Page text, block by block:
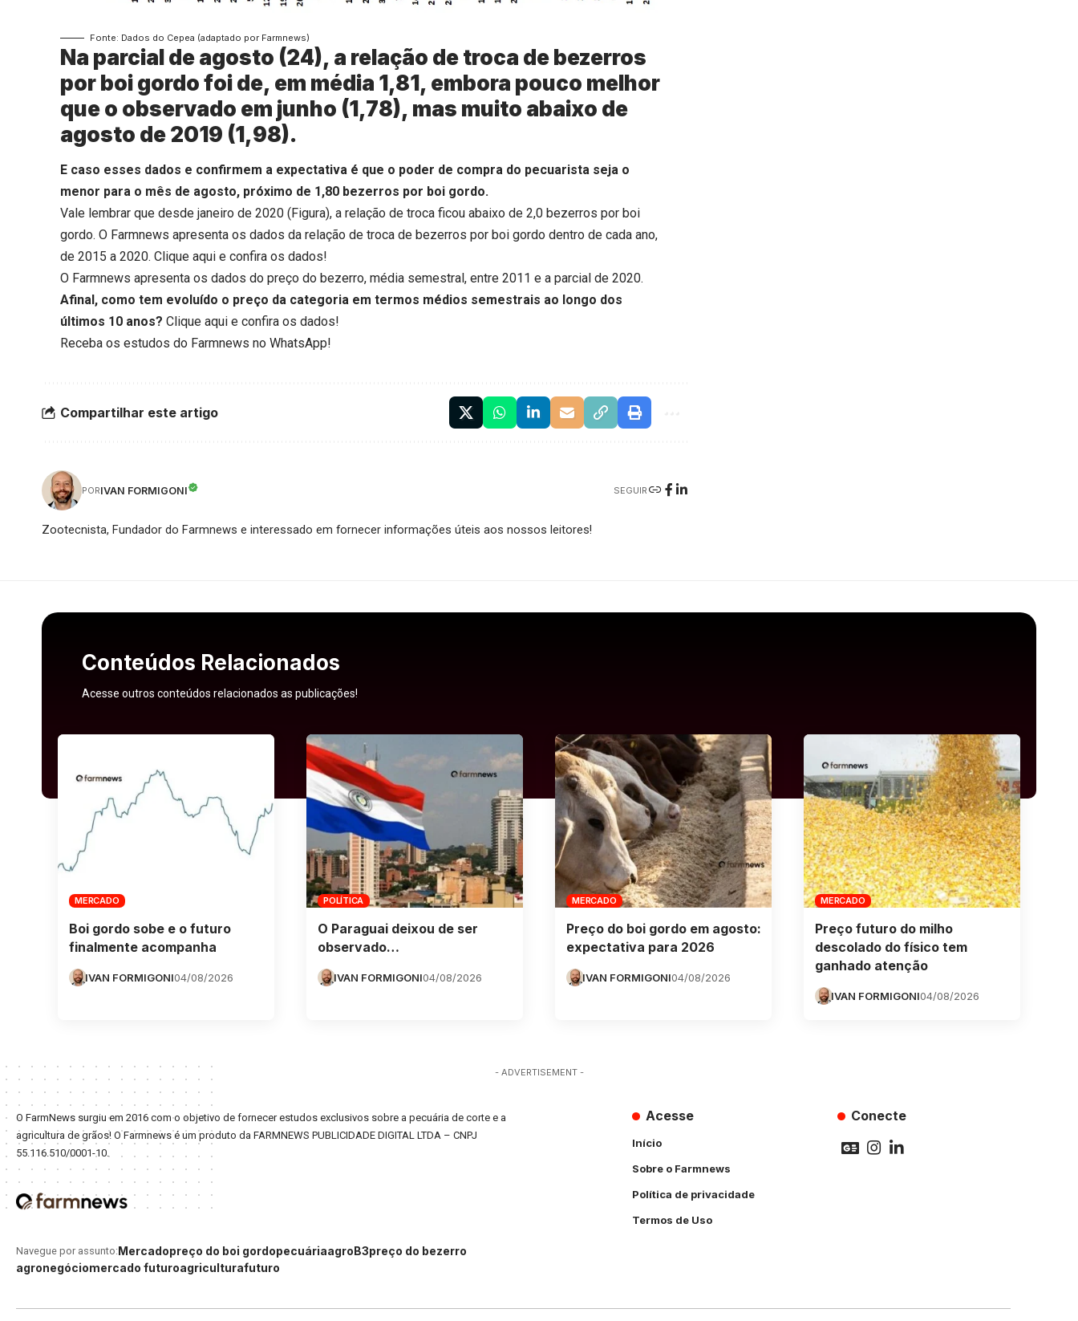
Fonte: Dados do Cepea (adaptado por Farmnews)
Na parcial de agosto (24), a relação de troca de bezerros
por boi gordo foi de, em média 1,81, embora pouco melhor
que o observado em junho (1,78), mas muito abaixo de
agosto de 2019 (1,98).
E caso esses dados e confirmem a expectativa é que o poder de compra do pecuarista seja o
menor para o mês de agosto, próximo de 1,80 bezerros por boi gordo.
Vale lembrar que desde janeiro de 2020 (Figura), a relação de troca ficou abaixo de 2,0 bezerros por boi
gordo. O Farmnews apresenta os dados da relação de troca de bezerros por boi gordo dentro de cada ano,
de 2015 a 2020.Clique aqui e confira os dados!
O Farmnews apresenta os dados do preço do bezerro, média semestral, entre 2011 e a parcial de 2020.
Afinal, como tem evoluído o preço da categoria em termos médios semestrais ao longo dos
últimos 10 anos? Clique aqui e confira os dados!
Receba os estudos do Farmnews no WhatsApp!
Compartilhar este artigo
PORIVAN FORMIGONI SEGUIR
Zootecnista, Fundador do Farmnews e interessado em fornecer informações úteis aos nossos leitores!
Conteúdos Relacionados
Acesse outros conteúdos relacionados as publicações!
MERCADO
Boi gordo sobe e o futuro
finalmente acompanha
IVAN FORMIGONI04/08/2026
POLÍTICA
O Paraguai deixou de ser
observado…
IVAN FORMIGONI04/08/2026
MERCADO
Preço do boi gordo em agosto:
expectativa para 2026
IVAN FORMIGONI04/08/2026
MERCADO
Preço futuro do milho
descolado do físico tem
ganhado atenção
IVAN FORMIGONI04/08/2026
- ADVERTISEMENT -
O FarmNews surgiu em 2016 com o objetivo de fornecer estudos exclusivos sobre a pecuária de corte e a
agricultura de grãos! O Farmnews é um produto da FARMNEWS PUBLICIDADE DIGITAL LTDA – CNPJ
55.116.510/0001-10.
Navegue por assunto:Mercadopreço do boi gordopecuáriaagroB3preço do bezerro
agronegóciomercado futuroagriculturafuturo
Acesse
Início
Sobre o Farmnews
Política de privacidade
Termos de Uso
Conecte